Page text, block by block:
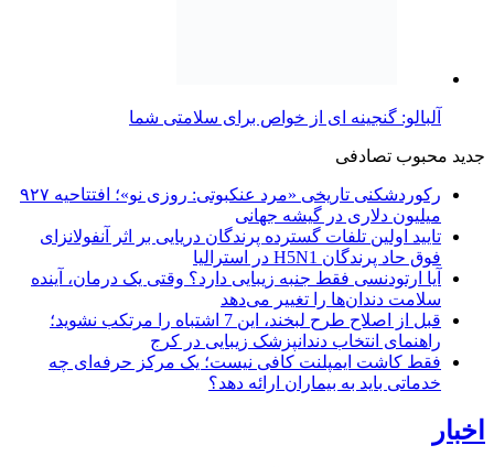
آلبالو: گنجینه ای از خواص برای سلامتی شما
جدید محبوب تصادفی
رکوردشکنی تاریخی «مرد عنکبوتی: روزی نو»؛ افتتاحیه ۹۲۷
میلیون دلاری در گیشه جهانی
تایید اولین تلفات گسترده پرندگان دریایی بر اثر آنفولانزای
فوق حاد پرندگان H5N1 در استرالیا
آیا ارتودنسی فقط جنبه زیبایی دارد؟ وقتی یک درمان، آینده
سلامت دندان‌ها را تغییر می‌دهد
قبل از اصلاح طرح لبخند، این 7 اشتباه را مرتکب نشوید؛
راهنمای انتخاب دندانپزشک زیبایی در کرج
فقط کاشت ایمپلنت کافی نیست؛ یک مرکز حرفه‌ای چه
خدماتی باید به بیماران ارائه دهد؟
اخبار